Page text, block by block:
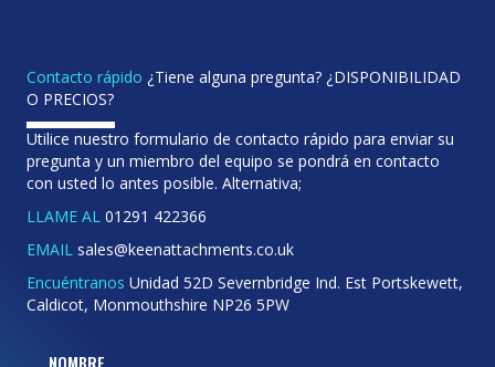
Contacto rápido ¿Tiene alguna pregunta? ¿DISPONIBILIDAD
O PRECIOS?
Utilice nuestro formulario de contacto rápido para enviar su
pregunta y un miembro del equipo se pondrá en contacto
con usted lo antes posible. Alternativa;
LLAME AL 01291 422366
EMAIL sales@keenattachments.co.uk
Encuéntranos Unidad 52D Severnbridge Ind. Est Portskewett,
Caldicot, Monmouthshire NP26 5PW